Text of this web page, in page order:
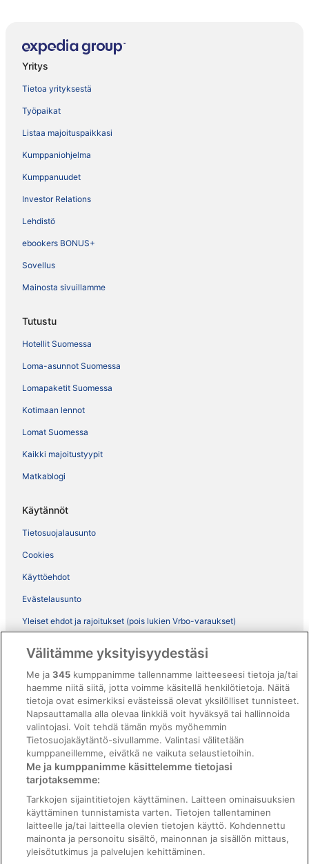
Yritys
Tietoa yrityksestä
Työpaikat
Listaa majoituspaikkasi
Kumppaniohjelma
Kumppanuudet
Investor Relations
Lehdistö
ebookers BONUS+
Sovellus
Mainosta sivuillamme
Tutustu
Hotellit Suomessa
Loma-asunnot Suomessa
Lomapaketit Suomessa
Kotimaan lennot
Lomat Suomessa
Kaikki majoitustyypit
Matkablogi
Käytännöt
Tietosuojalausunto
Cookies
Käyttöehdot
Evästelausunto
Yleiset ehdot ja rajoitukset (pois lukien Vrbo-varaukset)
ebookers BONUS+ -ohjelman ehdot
Oikeudelliset tiedot / ota meihin yhteyttä
Sisältövaatimukset ja ilmoituksen tekeminen sisällöstä
Tuki
Ota yhteyttä
Varauksen muuttaminen tai peruuttaminen
Varaa lento lentoyhtiön hyvityskupongeilla
Hyvityksen hakeminen ja aikarajat
Välitämme yksityisyydestäsi
Me ja345 kumppanimme tallennamme laitteeseesi tietoja ja/tai
haemme niitä siitä, jotta voimme käsitellä henkilötietoja. Näitä
tietoja ovat esimerkiksi evästeissä olevat yksilölliset tunnisteet.
Napsauttamalla alla olevaa linkkiä voit hyväksyä tai hallinnoida
valintojasi. Voit tehdä tämän myös myöhemmin
Tietosuojakäytäntö-sivullamme. Valintasi välitetään
kumppaneillemme, eivätkä ne vaikuta selaustietoihin.
Me ja kumppanimme käsittelemme tietojasi
tarjotaksemme:
Tarkkojen sijaintitietojen käyttäminen. Laitteen ominaisuuksien
käyttäminen tunnistamista varten. Tietojen tallentaminen
laitteelle ja/tai laitteella olevien tietojen käyttö. Kohdennettu
mainonta ja personoitu sisältö, mainonnan ja sisällön mittaus,
yleisötutkimus ja palvelujen kehittäminen.